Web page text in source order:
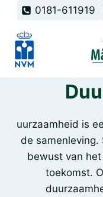
Doorgaan
inhoud
0181-611919
uurzaamheid is
de samenleving.
bewust van
toekomst.